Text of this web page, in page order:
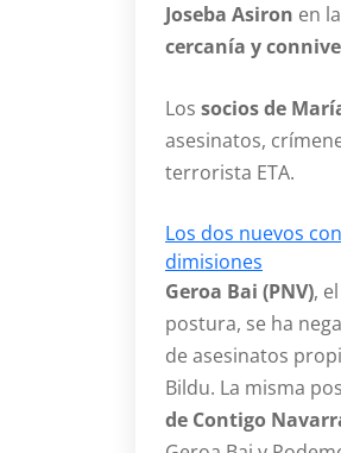
Joseba Asiron en
cercanía y
Los socios de
asesinatos,
terrorista ETA.
Los dos nuevos
dimisiones
Geroa Bai (PNV),
postura, se ha
de asesinatos
Bildu. La misma
de Contigo